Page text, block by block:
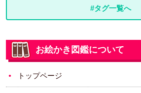
#タグ一覧へ
お絵かき図鑑について
トップページ